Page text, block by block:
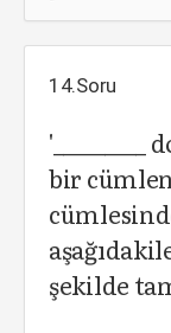
14.Soru
bir
şekilde